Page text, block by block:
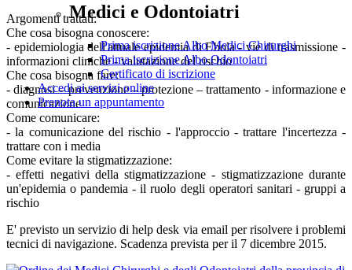
Medici e Odontoiatri
Prima iscrizione Albo Medici Chirurghi
Prima iscrizione Albo Odontoiatri
Certificato di iscrizione
Accedi ai servizi online
Prenota un appuntamento
Argomenti trattati:
Che cosa bisogna conoscere:
- epidemiologia dell'attuale epidemia di Ebola - vie di trasmissione -
informazioni cliniche - valutazione del rischio
Che cosa bisogna fare:
- diagnosi – prevenzione – protezione – trattamento - informazione e
comunicazione
Come comunicare:
- la comunicazione del rischio - l'approccio - trattare l'incertezza -
trattare con i media
Come evitare la stigmatizzazione:
- effetti negativi della stigmatizzazione - stigmatizzazione durante
un'epidemia o pandemia - il ruolo degli operatori sanitari - gruppi a
rischio
E' previsto un servizio di help desk via email per risolvere i problemi
tecnici di navigazione. Scadenza prevista per il 7 dicembre 2015.